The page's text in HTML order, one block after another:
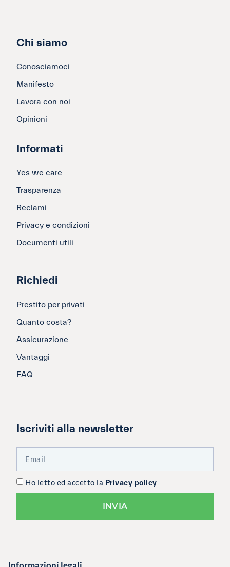
Chi siamo
Conosciamoci
Manifesto
Lavora con noi
Opinioni
Informati
Yes we care
Trasparenza
Reclami
Privacy e condizioni
Documenti utili
Richiedi
Prestito per privati
Quanto costa?
Assicurazione
Vantaggi
FAQ
Iscriviti alla newsletter
Ho letto ed accetto la Privacy policy
INVIA